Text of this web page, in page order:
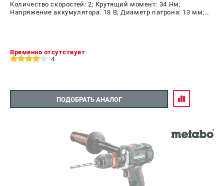
Количество скоростей: 2; Крутящий момент: 34 Нм;
Напряжение аккумулятора: 18 В; Диаметр патрона: 13 мм;
Временно отсутствует
4
ПОДОБРАТЬ АНАЛОГ